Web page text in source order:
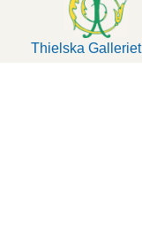
Thielska Galleriet